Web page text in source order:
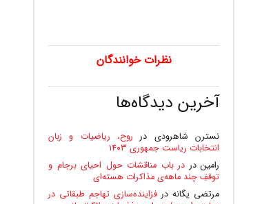
نظرات خوانندگان
آخرین دیدگاه‌ها
نسترن شاهرودی در روح، ریاضیات و زبان
انتخابات ریاست جمهوری ۱۴۰۳
رامین در در باب مناقشات حول احیای برجام و
توقفِ چند ماهه‌ی مذاکرات هسته‌ای
مرتضی یگانه در فزاینده‌سازی تهاجم طبقاتی در